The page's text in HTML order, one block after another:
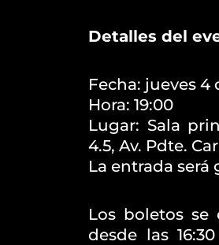
Detalles del
Fecha: jueves 4
Hora: 19:00
Lugar: Sala
4.5, Av. Pdte.
La entrada será
Los boletos
desde las